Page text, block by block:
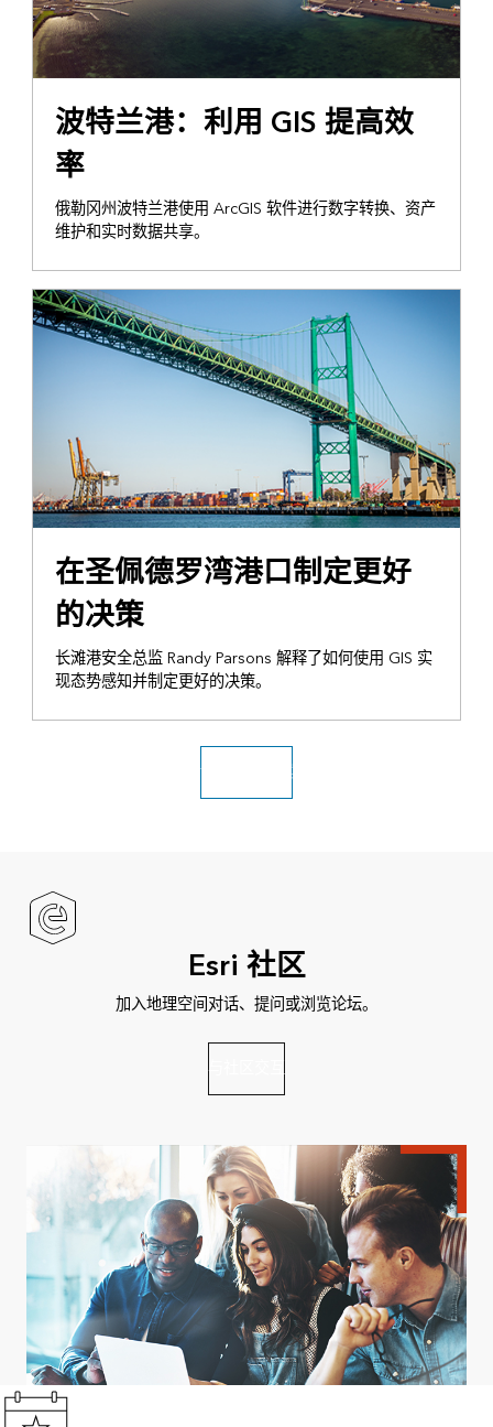
波特兰港：利用 GIS 提高效
率
俄勒冈州波特兰港使用 ArcGIS 软件进行数字转换、资产
维护和实时数据共享。
STORY MAP
在圣佩德罗湾港口制定更好
的决策
长滩港安全总监 Randy Parsons 解释了如何使用 GIS 实
现态势感知并制定更好的决策。
访问完整档案
Esri 社区
加入地理空间对话、提问或浏览论坛。
与社区交互